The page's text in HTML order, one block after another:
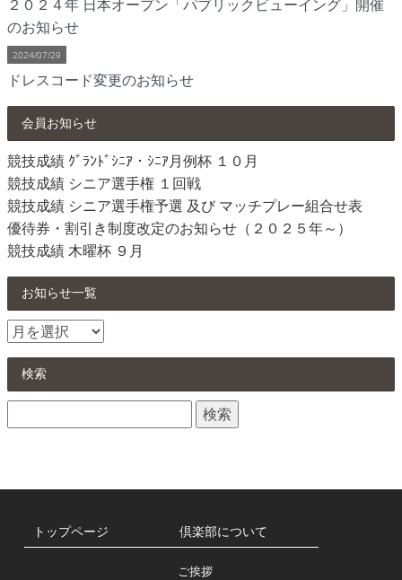
２０２４年 日本オープン「パブリックビューイング」開催
のお知らせ
2024/07/29
ドレスコード変更のお知らせ
会員お知らせ
競技成績 ｸﾞﾗﾝﾄﾞｼﾆｱ・ｼﾆｱ月例杯 １０月
競技成績 シニア選手権 １回戦
競技成績 シニア選手権予選 及び マッチプレー組合せ表
優待券・割引き制度改定のお知らせ（２０２５年～）
競技成績 木曜杯 ９月
お知らせ一覧
お
せ
検索
索:
トップページ 倶楽部について
ご挨拶